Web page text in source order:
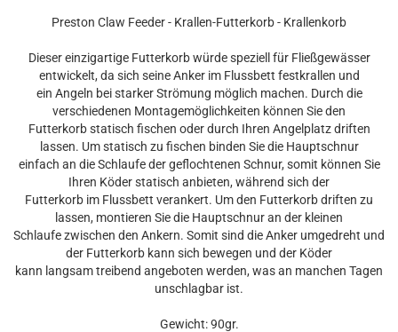
Preston Claw Feeder - Krallen-Futterkorb - Krallenkorb
Dieser einzigartige Futterkorb würde speziell für Fließgewässer
entwickelt, da sich seine Anker im Flussbett festkrallen und
ein Angeln bei starker Strömung möglich machen. Durch die
verschiedenen Montagemöglichkeiten können Sie den
Futterkorb statisch fischen oder durch Ihren Angelplatz driften
lassen. Um statisch zu fischen binden Sie die Hauptschnur
einfach an die Schlaufe der geflochtenen Schnur, somit können Sie
Ihren Köder statisch anbieten, während sich der
Futterkorb im Flussbett verankert. Um den Futterkorb driften zu
lassen, montieren Sie die Hauptschnur an der kleinen
Schlaufe zwischen den Ankern. Somit sind die Anker umgedreht und
der Futterkorb kann sich bewegen und der Köder
kann langsam treibend angeboten werden, was an manchen Tagen
unschlagbar ist.
Gewicht: 90gr.